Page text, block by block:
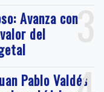
3
Avanza con
del
Pablo Valdés